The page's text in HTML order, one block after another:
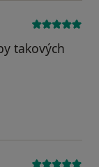
takových
odstraněn